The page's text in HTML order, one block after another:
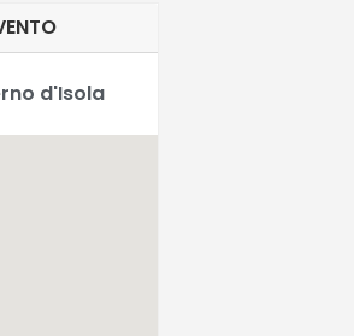
d'Isola